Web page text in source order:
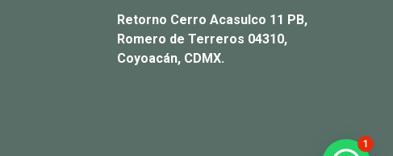
Retorno Cerro Acasulco 11 PB,
Romero de Terreros 04310,
Coyoacán, CDMX.
1